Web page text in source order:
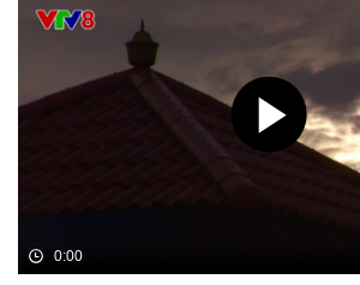
0:00